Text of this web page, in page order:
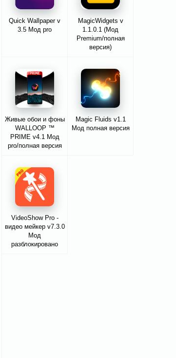
Quick Wallpaper v
3.5 Мод pro
MagicWidgets v
1.1.0.1 (Мод
Premium/полная
версия)
Живые обои и фоны
WALLOOP ™
PRIME v4.1 Мод
pro/полная версия
Magic Fluids v1.1
Мод полная версия
VideoShow Pro -
видео мейкер v7.3.0
Мод
разблокировано